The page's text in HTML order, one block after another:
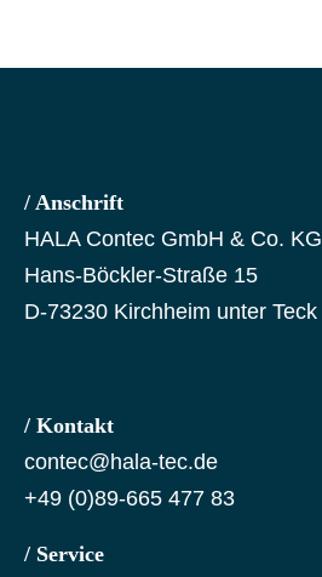
/ Anschrift
HALA Contec GmbH & Co. KG
Hans-Böckler-Straße 15
D-73230 Kirchheim unter Teck
/ Kontakt
contec@hala-tec.de
+49 (0)89-665 477 83
/ Service